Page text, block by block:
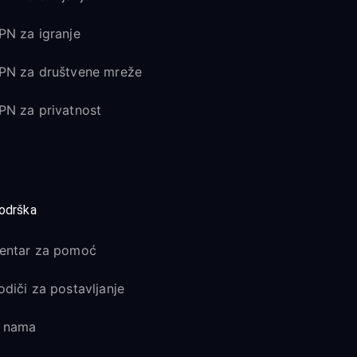
za igranje
za društvene mreže
za privatnost
za pomoć
za postavljanje
nama